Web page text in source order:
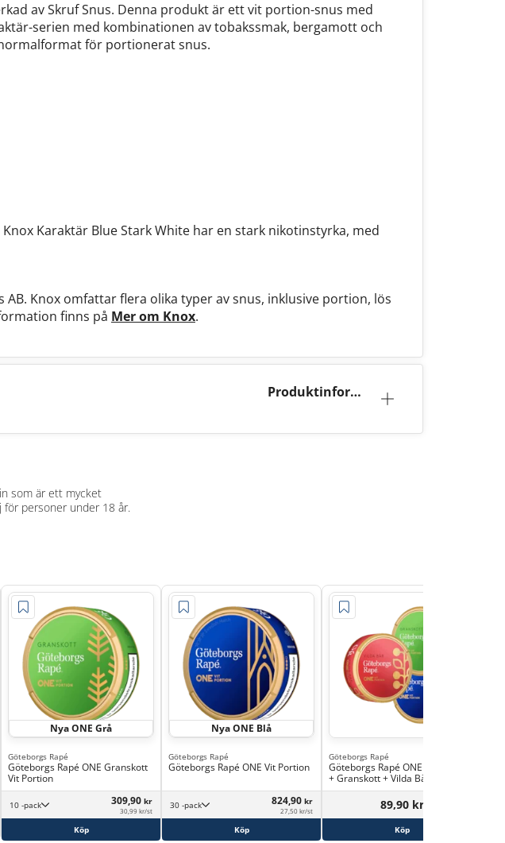
av Skruf Snus. Denna produkt är ett vit portion-snus med
serien med kombinationen av tobakssmak, bergamott och
för portionerat snus.
Karaktär Blue Stark White har en stark nikotinstyrka, med
Knox omfattar flera olika typer av snus, inklusive portion, lös
finns på Mer om Knox.
Produktinforma
som är ett mycket
för personer under 18 år.
Nya ONE Grå
Göteborgs Rapé
Göteborgs Rapé ONE Granskott
Vit Portion
10 -pack 309,90 kr
30,99 kr/st
Köp
Nya ONE Blå
Göteborgs Rapé
Göteborgs Rapé ONE Vit Portion
30 -pack 824,90 kr
27,50 kr/st
Köp
Göteborgs Rapé
Göteborgs Rapé ONE Vit Portion
+ Granskott + Vilda Bär
89,90 kr
Köp